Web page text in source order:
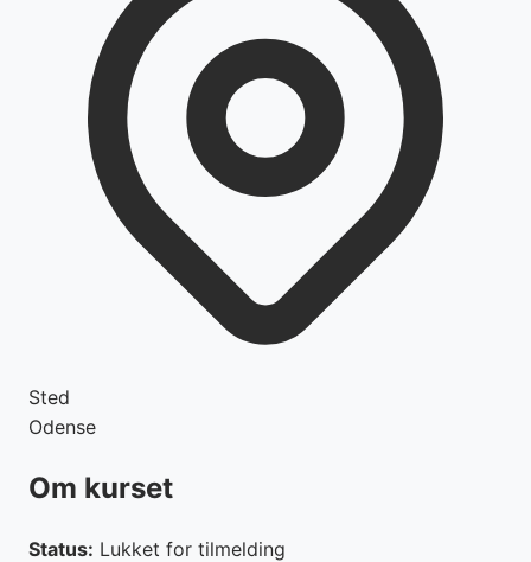
Sted
Odense
Om kurset
Status: Lukket for tilmelding